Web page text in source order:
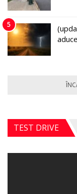
5
TEST DRIVE